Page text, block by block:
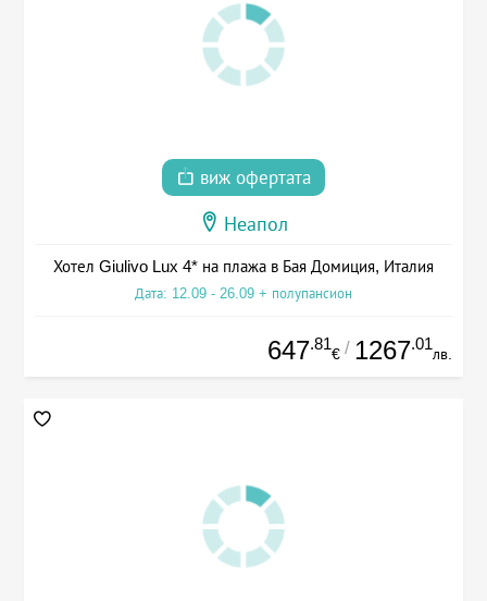
виж офертата
Неапол
Хотел Giulivo Lux 4* на плажа в Бая Домиция, Италия
Дата: 12.09 - 26.09 + полупансион
647.81
€ / 1267.01
лв.